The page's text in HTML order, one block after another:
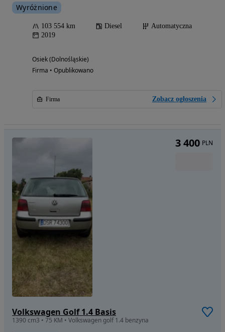
Wyróżnione
103 554 km Diesel
Automatyczna
2019
Osiek (Dolnośląskie)
Firma • Opublikowano
Firma Zobacz ogłoszenia
Volkswagen Golf 1.4 Basis
1390 cm3 • 75 KM • Volkswagen golf 1.4 benzyna
3 400 PLN